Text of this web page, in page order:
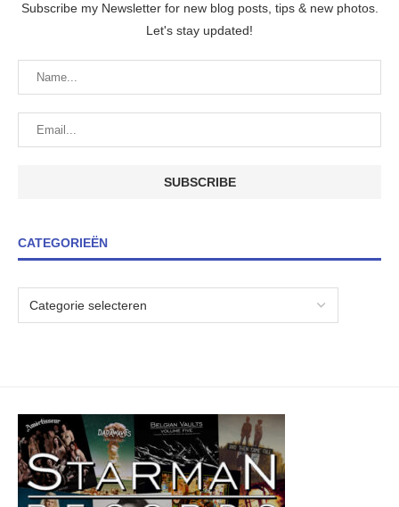
Subscribe my Newsletter for new blog posts, tips & new photos.
Let's stay updated!
CATEGORIEËN